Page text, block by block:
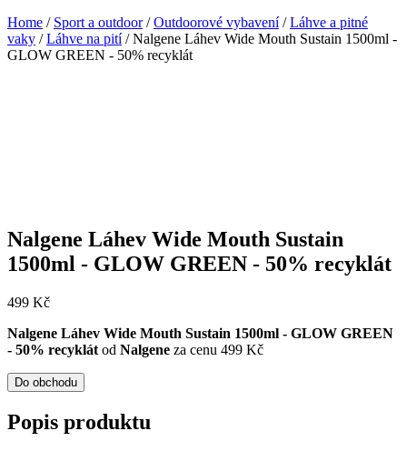
Home / Sport a outdoor/Outdoorové vybavení/Láhve a pitné
vaky /Láhve na pití/ Nalgene Láhev Wide Mouth Sustain 1500ml -
GLOW GREEN - 50% recyklát
Nalgene Láhev Wide Mouth Sustain
1500ml - GLOW GREEN - 50% recyklát
499 Kč
Nalgene Láhev Wide Mouth Sustain 1500ml - GLOW GREEN
- 50% recyklát od Nalgene za cenu 499 Kč
Do obchodu
Popis produktu